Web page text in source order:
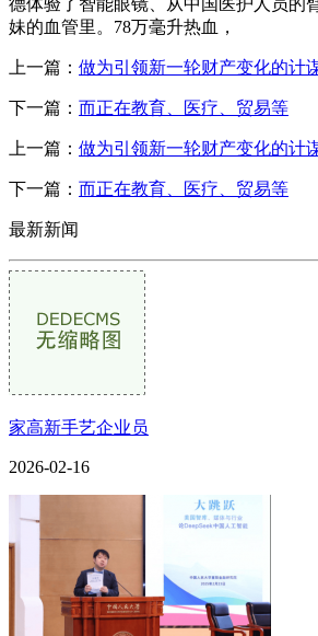
妹的血管里。78万毫升热血，
上一篇： 做为引领新一轮财产变化的计
下一篇： 而正在教育、医疗、贸易等
上一篇： 做为引领新一轮财产变化的计
下一篇： 而正在教育、医疗、贸易等
最新新闻
家高新手艺企业员
2026-02-16